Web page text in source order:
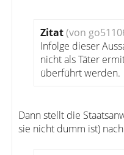
Zitat(von
Infolge dieser
nicht als Täter
überführt werden.
Dann stellt die
sie nicht dumm ist)